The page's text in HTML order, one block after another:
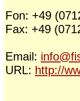
Fon: +49
Fax: +49
Email:
URL: http://